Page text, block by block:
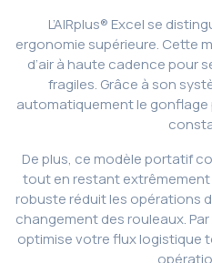
L’AIRplus® Excel se
ergonomie supérieure. Cette
d’air à haute cadence pour
fragiles. Grâce à son
automatiquement le
De plus, ce modèle portatif
tout en restant
robuste réduit les opérations
changement des rouleaux. Par
optimise votre flux logistique